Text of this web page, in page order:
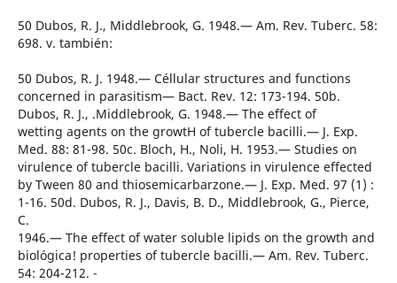
50 Dubos, R. J., Middlebrook, G. 1948.— Am. Rev. Tuberc. 58:
698. v. también:
50 Dubos, R. J. 1948.— Céllular structures and functions
concerned in parasitism— Bact. Rev. 12: 173-194. 50b.
Dubos, R. J., .Middlebrook, G. 1948.— The effect of
wetting agents on the growtH of tubercle bacilli.— J. Exp.
Med. 88: 81-98. 50c. Bloch, H., Noli, H. 1953.— Studies on
virulence of tubercle bacilli. Variations in virulence effected
by Tween 80 and thiosemicarbarzone.— J. Exp. Med. 97 (1) :
1-16. 50d. Dubos, R. J., Davis, B. D., Middlebrook, G., Pierce,
C.
1946.— The effect of water soluble lipids on the growth and
biológica! properties of tubercle bacilli.— Am. Rev. Tuberc.
54: 204-212. -